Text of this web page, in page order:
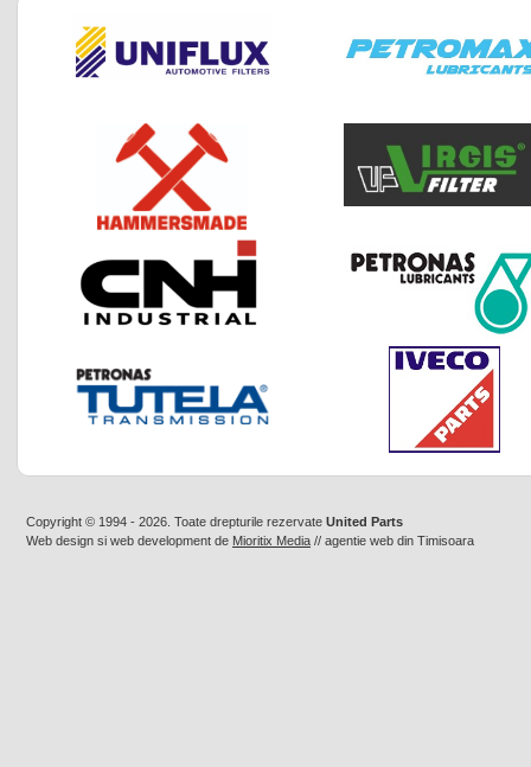
Copyright © 1994 - 2026. Toate drepturile rezervate United Parts
Web design si web development de Mioritix Media // agentie web din Timisoara